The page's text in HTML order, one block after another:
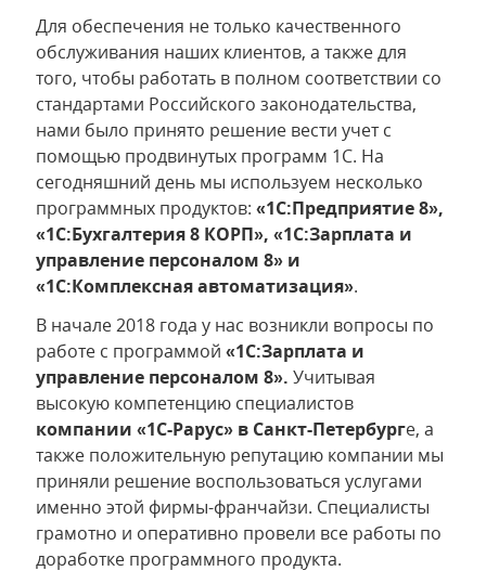
Для обеспечения не только качественного
обслуживания наших клиентов, а также для
того, чтобы работать в полном соответствии со
стандартами Российского законодательства,
нами было принято решение вести учет с
помощью продвинутых программ 1С. На
сегодняшний день мы используем несколько
программных продуктов: «1С:Предприятие 8»,
«1С:Бухгалтерия 8 КОРП», «1С:Зарплата и
управление персоналом 8» и
«1С:Комплексная автоматизация».
В начале 2018 года у нас возникли вопросы по
работе с программой «1С:Зарплата и
управление персоналом 8». Учитывая
высокую компетенцию специалистов
компании «1С-Рарус» в Санкт-Петербурге, а
также положительную репутацию компании мы
приняли решение воспользоваться услугами
именно этой фирмы-франчайзи. Специалисты
грамотно и оперативно провели все работы по
доработке программного продукта.